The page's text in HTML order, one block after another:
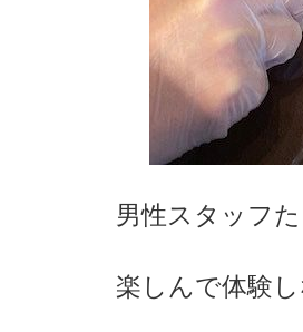
男性スタッフ
楽しんで体験